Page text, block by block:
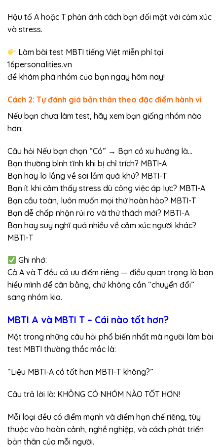
Hậu tố A hoặc T phản ánh cách bạn đối mặt với cảm xúc
và stress.
Làm bài test MBTI tiếng Việt miễn phí tại
16personalities.vn
để khám phá nhóm của bạn ngay hôm nay!
Cách 2: Tự đánh giá bản thân theo đặc điểm hành vi
Nếu bạn chưa làm test, hãy xem bạn giống nhóm nào
hơn:
Câu hỏi Nếu bạn chọn “Có” → Bạn có xu hướng là…
Bạn thường bình tĩnh khi bị chỉ trích? MBTI-A
Bạn hay lo lắng về sai lầm quá khứ? MBTI-T
Bạn ít khi cảm thấy stress dù công việc áp lực? MBTI-A
Bạn cầu toàn, luôn muốn mọi thứ hoàn hảo? MBTI-T
Bạn dễ chấp nhận rủi ro và thử thách mới? MBTI-A
Bạn hay suy nghĩ quá nhiều về cảm xúc người khác?
MBTI-T
Ghi nhớ:
Cả A và T đều có ưu điểm riêng — điều quan trọng là bạn
hiểu mình để cân bằng, chứ không cần “chuyển đổi”
sang nhóm kia.
MBTI A và MBTI T – Cái nào tốt hơn?
Một trong những câu hỏi phổ biến nhất mà người làm bài
test MBTI thường thắc mắc là:
“Liệu MBTI-A có tốt hơn MBTI-T không?”
Câu trả lời là: KHÔNG CÓ NHÓM NÀO TỐT HƠN!
Mỗi loại đều có điểm mạnh và điểm hạn chế riêng, tùy
thuộc vào hoàn cảnh, nghề nghiệp, và cách phát triển
bản thân của mỗi người.